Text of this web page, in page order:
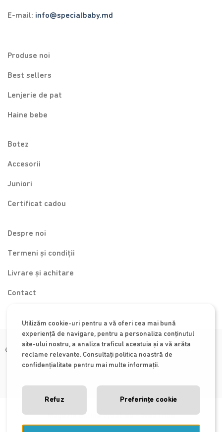
E-mail: info@specialbaby.md
Produse noi
Best sellers
Lenjerie de pat
Haine bebe
Botez
Accesorii
Juniori
Certificat cadou
Despre noi
Termeni și condiții
Livrare și achitare
Contact
© 2026 Special Baby
Utilizăm cookie-uri pentru a vă oferi cea mai bună
experiență de navigare, pentru a personaliza conținutul
site-ului nostru, a analiza traficul acestuia și a vă arăta
reclame relevante. Consultați politica noastră de
confidențialitate pentru mai multe informații.
Preferințe cookie
Refuz
Magazin online creat de - WebTribe